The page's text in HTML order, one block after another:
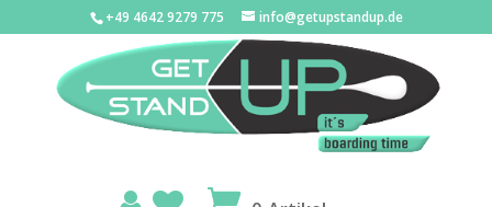
+49 4642 9279 775 info@getupstandup.de